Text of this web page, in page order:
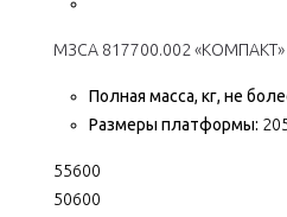
МЗСА 817700.002 «КОМПАКТ»
Полная масса, кг, не
Размеры платформы:
55600
50600